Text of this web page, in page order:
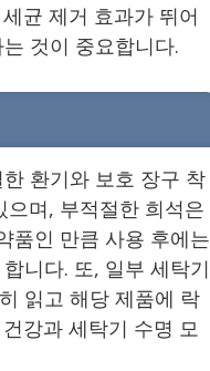
균 제거 효과가 뛰어
것이 중요합니다.
환기와 보호 장구 착
며, 부적절한 희석은
품인 만큼 사용 후에는
니다. 또, 일부 세탁기
읽고 해당 제품에 락
강과 세탁기 수명 모